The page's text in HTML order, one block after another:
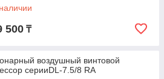
500 ₸
воздушный винтовой
серииDL-7.5/8 RA